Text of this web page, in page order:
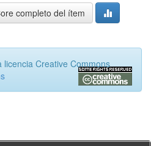
completo del ítem
Creative Commons